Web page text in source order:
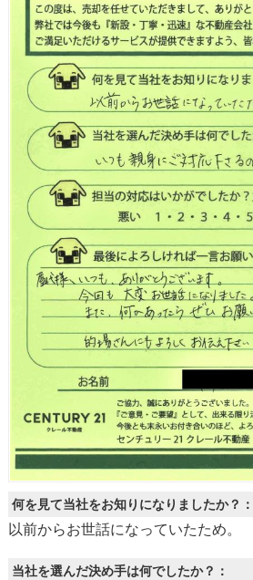
何を見て当社をお知りになりましたか？：
以前からお世話になっていたため。
当社を選んだ決め手は何でしたか？：